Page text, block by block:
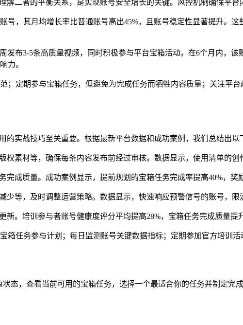
二者的平衡关系，是实现账号安全增长的关键。风控机制确保平
号，其月均增长率比普通账号高出45%，且账号稳定性显著提升。
发布3-5条高质量视频，同时积极参与平台宝箱活动。在6个月内，
力。
；定期参与宝箱任务，但避免为完成任务而牺牲内容质量；关注平
实战技巧至关重要。根据最新平台数据和成功案例，我们总结出以
素材等，确保每条内容发布前经过审核。数据显示，使用清单的创
成质量。成功案例显示，提前规划的宝箱任务完成率提高40%，奖
等，及时调整运营策略。数据显示，快速响应预警信号的账号，限
。培训参与者账号健康度评分平均提高28%，宝箱任务完成质量提升
箱任务参与计划；每日监测账号关键数据指标；定期参加官方培训活
态，查看当前可用的宝箱任务，选择一个最适合你的任务并制定完